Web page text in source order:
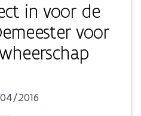
in voor de
voor
2016